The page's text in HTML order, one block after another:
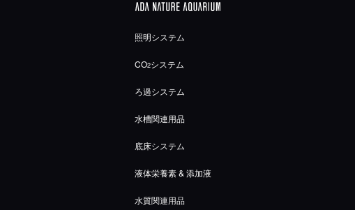
照明システム
CO2システム
ろ過システム
水槽関連用品
底床システム
液体栄養素 & 添加液
水質関連用品